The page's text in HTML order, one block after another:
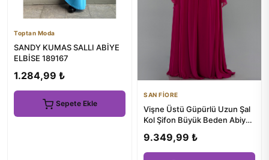
Toptan Moda
SANDY KUMAS SALLI ABİYE
ELBİSE 189167
1.284,99 ₺
Sepete Ekle
SAN FİORE
Vişne Üstü Güpürlü Uzun Şal
Kol Şifon Büyük Beden Abiye
9.349,99 ₺